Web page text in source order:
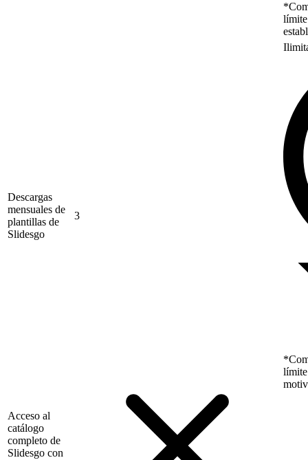
Descargas
mensuales de
plantillas de
Slidesgo
3
límite
Acceso al
catálogo
completo de
Slidesgo con